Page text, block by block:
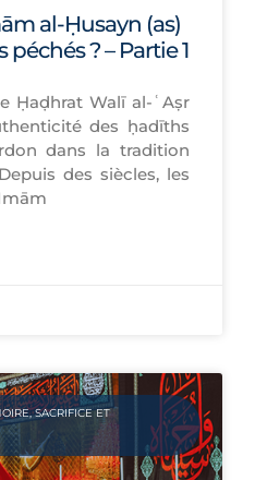
al-Ḥusayn (as)
? – Partie 1
Ḥaḍhrat Walī al-ʿAṣr
des ḥadīths
dans la tradition
des siècles, les
SACRIFICE ET